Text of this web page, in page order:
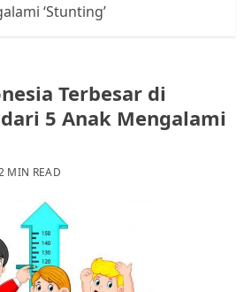
‘Stunting’
Terbesar di
5 Anak Mengalami
MIN READ